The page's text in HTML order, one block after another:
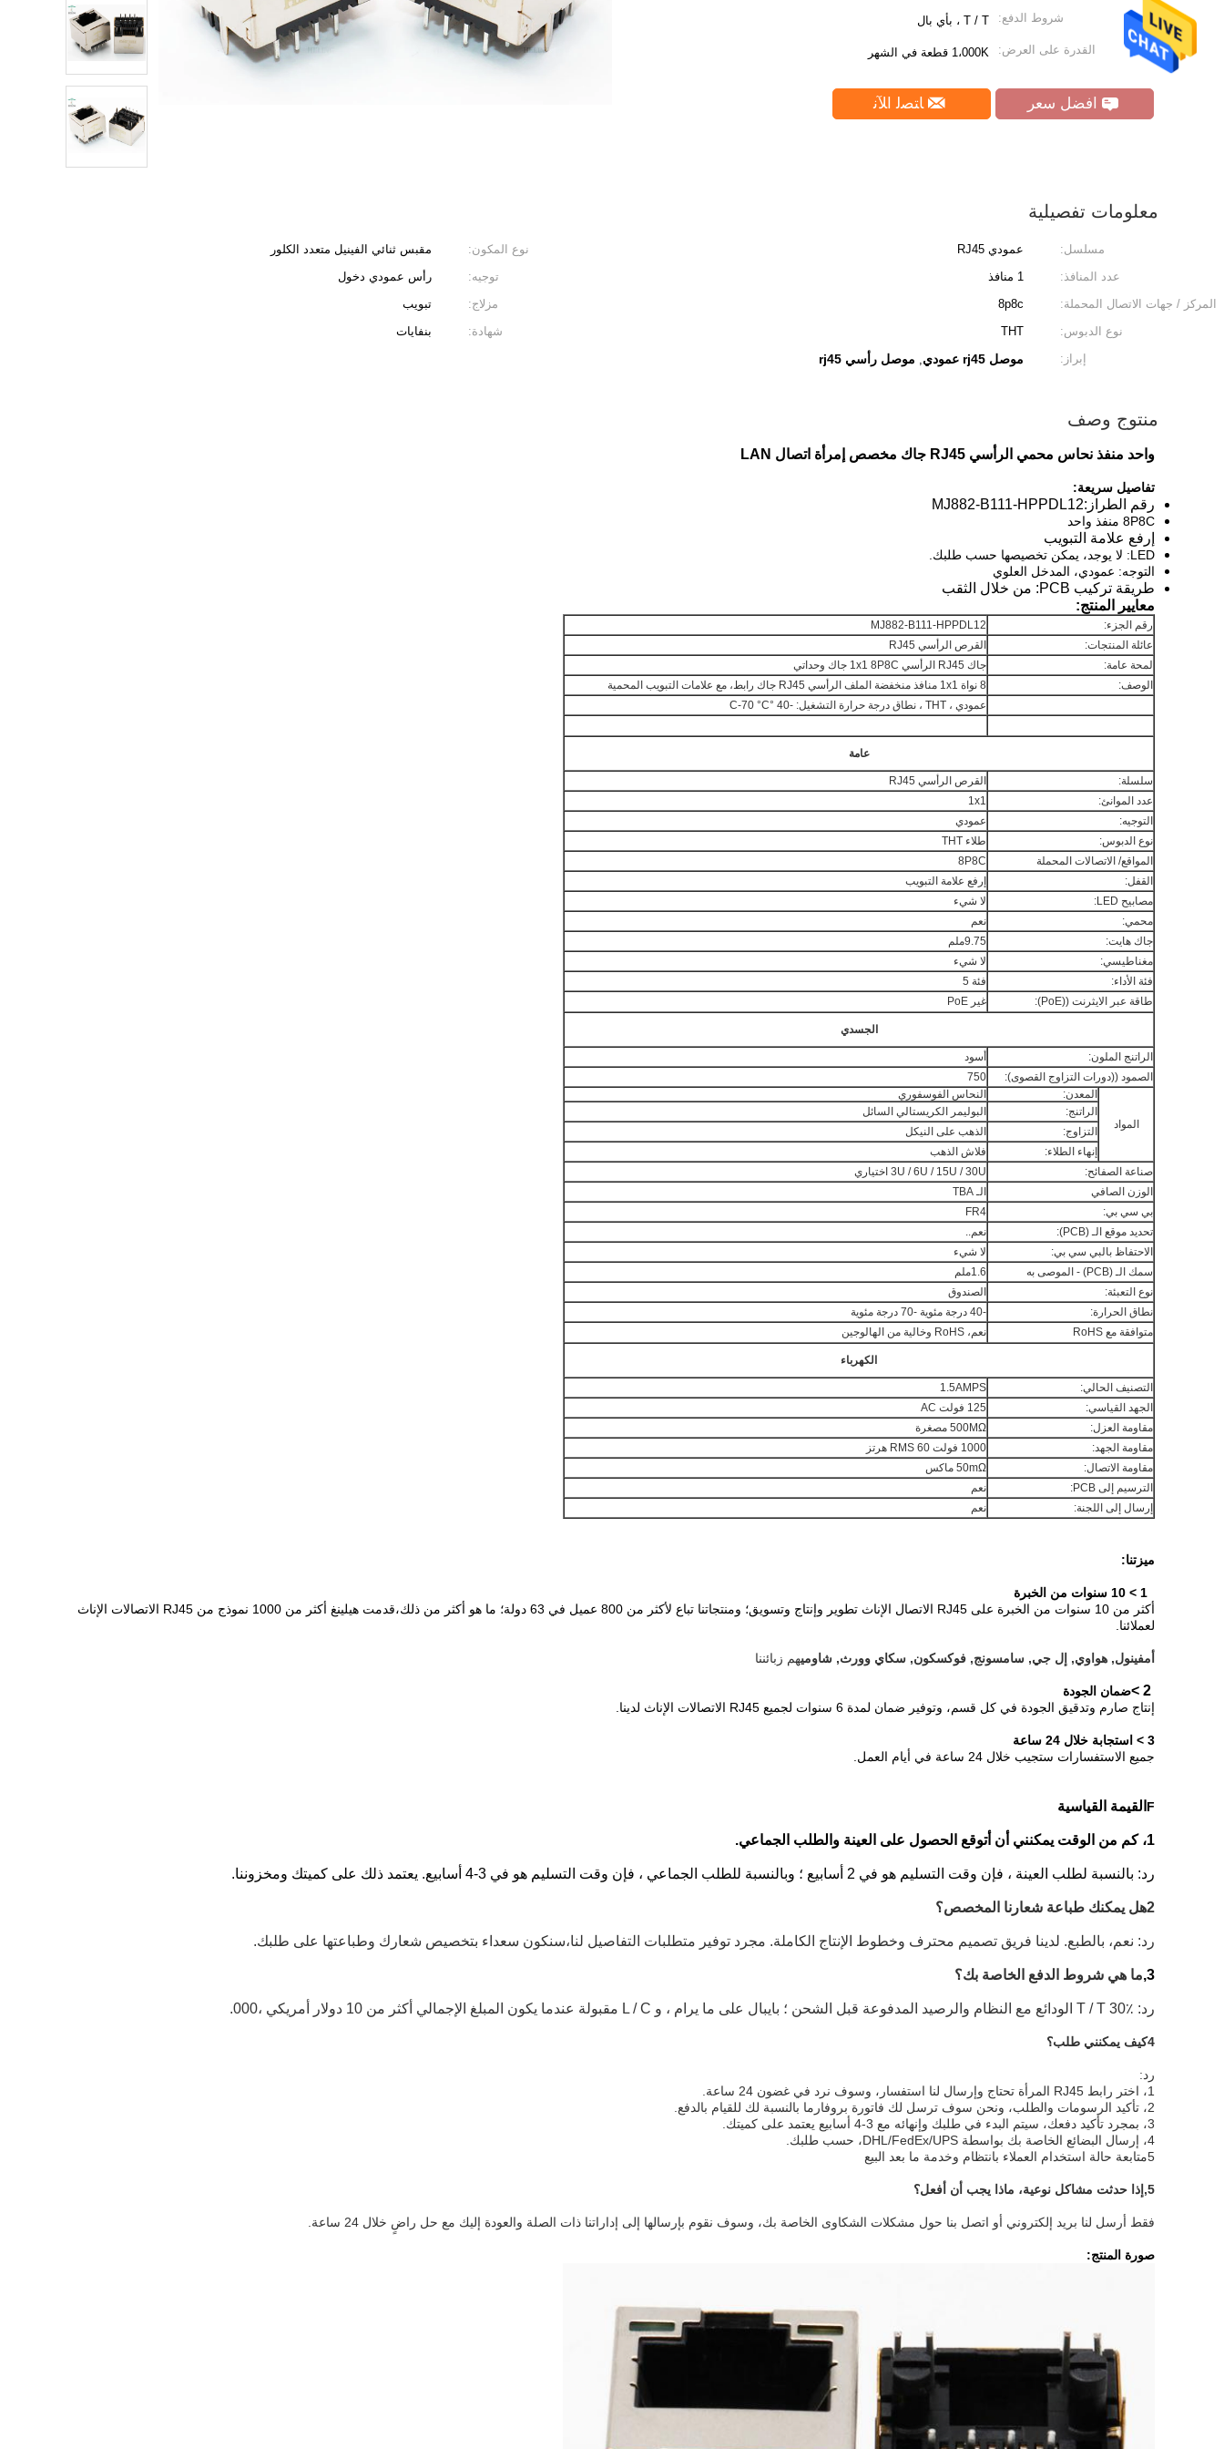
شروط الدفع: T / T ، بأي بال
القدرة على العرض: 1،000K قطعة في الشهر
افضل سعر ﺎﺘﺼﻟ ﺍﻶﻧ
معلومات تفصيلية
مسلسل: عمودي RJ45 نوع المكون:
مقبس ثنائي الفينيل متعدد الكلور
عدد المنافذ:
1 منافذ توجيه:
رأس عمودي دخول
المركز / جهات الاتصال المحملة:
8p8c مزلاج:
تبويب
نوع الدبوس:
THT شهادة:
بنفايات
إبراز:
موصل rj45 عمودي , موصل رأسي rj45
منتوج وصف
واحد منفذ نحاس محمي الرأسي RJ45 جاك مخصص إمرأة اتصال LAN
تفاصيل سريعة:
رقم الطراز:MJ882-B111-HPPDL12
8P8C منفذ واحد
إرفع علامة التبويب
LED: لا يوجد، يمكن تخصيصها حسب طلبك.
التوجه: عمودي، المدخل العلوي
طريقة تركيب PCB: من خلال الثقب
معايير المنتج:
رقم الجزء:
MJ882-B111-HPPDL12
عائلة المنتجات:
القرص الرأسي RJ45
لمحة عامة:
جاك RJ45 الرأسي 1x1 8P8C جاك وحداتي
الوصف:
8 نواة 1x1 منافذ منخفضة الملف الرأسي RJ45 جاك رابط، مع علامات التبويب المحمية
عمودي ، THT ، نطاق درجة حرارة التشغيل: -40 °C-70 °C
عامة
سلسلة:
القرص الرأسي RJ45
عدد الموانئ:
1x1
التوجيه:
عمودي
نوع الدبوس:
طلاء THT
المواقع/ الاتصالات المحملة
8P8C
القفل:
إرفع علامة التبويب
مصابيح LED:
لا شيء
محمي:
نعم
جاك هايت:
9.75ملم
مغناطيسي:
لا شيء
فئة الأداء:
فئة 5
طاقة عبر الايثرنت ((PoE):
غير PoE
الجسدي
الراتنج الملون:
أسود
الصمود ((دورات التزاوج القصوى):
750
المواد
المعدن:
النحاس الفوسفوري
الراتنج:
البوليمر الكريستالي السائل
التزاوج:
الذهب على النيكل
إنهاء الطلاء:
فلاش الذهب
صناعة الصفائح:
3U / 6U / 15U / 30U اختياري
الوزن الصافي
الـ TBA
بي سي بي:
FR4
تحديد موقع الـ (PCB):
نعم..
الاحتفاظ بالبي سي بي:
لا شيء
سمك الـ (PCB) - الموصى به
1.6ملم
نوع التعبئة:
الصندوق
نطاق الحرارة:
-40 درجة مئوية -70 درجة مئوية
متوافقة مع RoHS
نعم، RoHS وخالية من الهالوجين
الكهرباء
التصنيف الحالي:
1.5AMPS
الجهد القياسي:
125 فولت AC
مقاومة العزل:
500MΩ مصغرة
مقاومة الجهد:
1000 فولت RMS 60 هرتز
مقاومة الاتصال:
50mΩ ماكس
الترسيم إلى PCB:
نعم
إرسال إلى اللجنة:
نعم
ميزتنا:
1 > 10 سنوات من الخبرة
أكثر من 10 سنوات من الخبرة على RJ45 الاتصال الإناث تطوير وإنتاج وتسويق؛ ومنتجاتنا تباع لأكثر من 800 عميل في 63 دولة؛ ما هو أكثر من ذلك،قدمت هيلينغ أكثر من 1000 نموذج من RJ45 الاتصالات الإناث
لعملائنا.
أمفينول, هواوي, إل جي, سامسونج, فوكسكون, سكاي وورث, شاوميهم زبائننا
2 >
ضمان الجودة
إنتاج صارم وتدقيق الجودة في كل قسم، وتوفير ضمان لمدة 6 سنوات لجميع RJ45 الاتصالات الإناث لدينا.
3 > استجابة خلال 24 ساعة
جميع الاستفسارات ستجيب خلال 24 ساعة في أيام العمل.
F القيمة القياسية
1، كم من الوقت يمكنني أن أتوقع الحصول على العينة والطلب الجماعي.
رد: بالنسبة لطلب العينة ، فإن وقت التسليم هو في 2 أسابيع ؛ وبالنسبة للطلب الجماعي ، فإن وقت التسليم هو في 3-4 أسابيع. يعتمد ذلك على كميتك ومخزوننا.
2هل يمكنك طباعة شعارنا المخصص؟
رد: نعم، بالطبع. لدينا فريق تصميم محترف وخطوط الإنتاج الكاملة. مجرد توفير متطلبات التفاصيل لنا،سنكون سعداء بتخصيص شعارك وطباعتها على طلبك.
3, ما هي شروط الدفع الخاصة بك؟
رد: T / T 30٪ الودائع مع النظام والرصيد المدفوعة قبل الشحن ؛ بايبال على ما يرام ، و L / C مقبولة عندما يكون المبلغ الإجمالي أكثر من 10 دولار أمريكي ،000.
4كيف يمكنني طلب؟
رد:
1، اختر رابط RJ45 المرأة تحتاج وإرسال لنا استفسار، وسوف نرد في غضون 24 ساعة.
2، تأكيد الرسومات والطلب، ونحن سوف ترسل لك فاتورة بروفارما بالنسبة لك للقيام بالدفع.
3، بمجرد تأكيد دفعك، سيتم البدء في طلبك وإنهائه مع 3-4 أسابيع يعتمد على كميتك.
4، إرسال البضائع الخاصة بك بواسطة DHL/FedEx/UPS، حسب طلبك.
5متابعة حالة استخدام العملاء بانتظام وخدمة ما بعد البيع
5, إذا حدثت مشاكل نوعية، ماذا يجب أن أفعل؟
فقط أرسل لنا بريد إلكتروني أو اتصل بنا حول مشكلات الشكاوى الخاصة بك، وسوف نقوم بإرسالها إلى إداراتنا ذات الصلة والعودة إليك مع حل راضٍ خلال 24 ساعة.
صورة المنتج: